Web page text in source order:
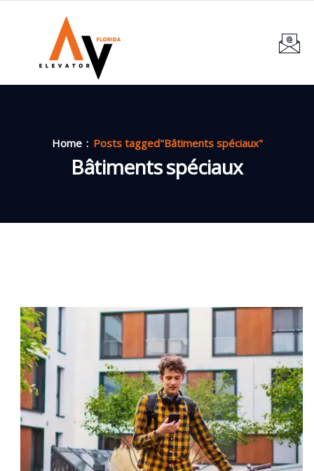
Home Posts tagged"Bâtiments spéciaux"
Bâtiments spéciaux